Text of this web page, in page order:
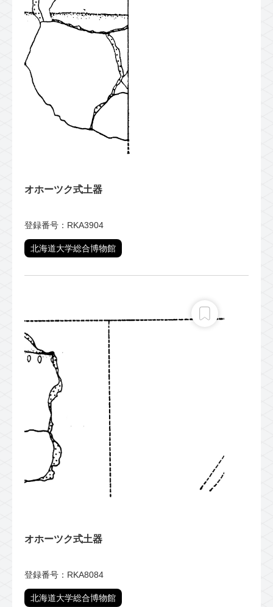
オホーツク式土器
登録番号：RKA3904
北海道大学総合博物館
オホーツク式土器
登録番号：RKA8084
北海道大学総合博物館